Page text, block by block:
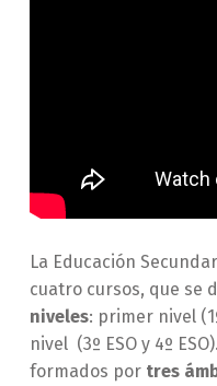
La Educación
cuatro cursos, que se
niveles: primer nivel
nivel (3º ESO y 4º
formados por tres